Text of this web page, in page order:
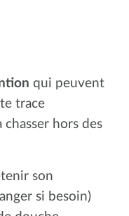
qui peuvent
trace
hors des
son
si besoin)